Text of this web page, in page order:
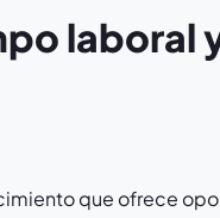
laboral
que ofrece